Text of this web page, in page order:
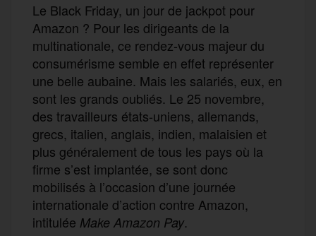
Le Black Friday, un jour de jackpot pour
Amazon ? Pour les dirigeants de la
multinationale, ce rendez-vous majeur du
consumérisme semble en effet représenter
une belle aubaine. Mais les salariés, eux, en
sont les grands oubliés. Le 25 novembre,
des travailleurs états-uniens, allemands,
grecs, italien, anglais, indien, malaisien et
plus généralement de tous les pays où la
firme s’est implantée, se sont donc
mobilisés à l’occasion d’une journée
internationale d’action contre Amazon,
intitulée Make Amazon Pay.